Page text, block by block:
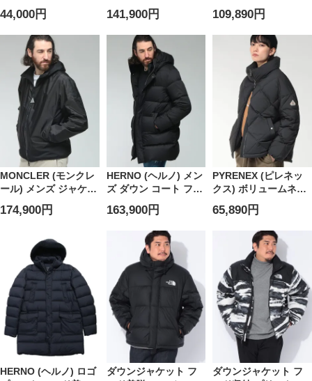
ダウンベスト ヌプシ
ベスト フード収納 フ
ルジップ 700フィルパ
ワー 1996 RETRO
NUPTSE VEST
44,000円
ト ロゴ ワンポイント
ナイロン フルジップ
パーカー
GRIMPEURS グリン
MCGRIMPEURS6
141,900円
ト ロゴ フロントスナ
ップ フルジップ パー
カー GRANDANS グ
ランダン
MCGRANDANS6
109,890円
MONCLER (モンクレ
ール) メンズ ジャケッ
ト ロゴ ナイロン 切り
替え フルジップ パー
ルベストン
MCGALVESTON6
174,900円
HERNO (ヘルノ) メン
ズ ダウン コート ファ
ー 取り外し フーデッ
ト フルジップ ダウン
ブルゾン POLAR-
TECH HRPI001159U
163,900円
PYRENEX (ピレネッ
クス) ボリュームネッ
ク フルジップ ダウン
ジャケット ADELE
PNLHWY009
65,890円
HERNO (ヘルノ) ロゴ
ダウンジャケット フ
ダウンジャケット フ